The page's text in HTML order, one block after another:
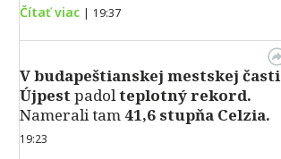
Čítať viac | 19:37
Vbudapeštianskej mestskej časti
Újpestpadolteplotný rekord.
Namerali tam 41,6 stupňa Celzia.
19:23